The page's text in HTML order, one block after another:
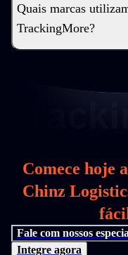
Quais marcas
TrackingMore?
Comece hoje
Chinz
Fale com nossos
Integre agora